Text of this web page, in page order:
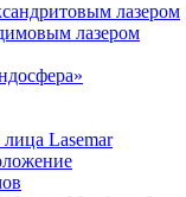
лазером
лазером
Lasemar